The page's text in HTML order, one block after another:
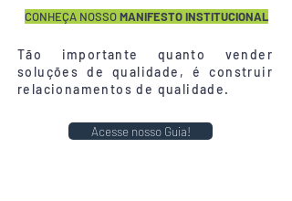
CONHEÇA NOSSOMANIFESTO INSTITUCIONAL
Tão importante quanto vender
soluções de qualidade, é construir
relacionamentos de qualidade.
Acesse nosso Guia!